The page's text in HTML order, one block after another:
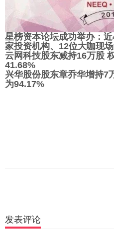
星榜资本论坛成功举办：
家投资机构、12位大咖现场
云网科技股东减持16万股
41.68%
兴华股份股东章乔华增持7
为94.17%
发表评论